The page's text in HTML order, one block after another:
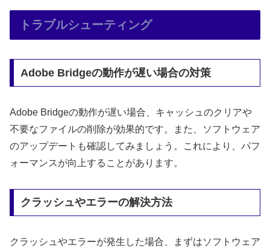
トラブルシューティング
Adobe Bridgeの動作が遅い場合の対策
Adobe Bridgeの動作が遅い場合、キャッシュのクリアや
不要なファイルの削除が効果的です。また、ソフトウェア
のアップデートも確認してみましょう。これにより、パフ
ォーマンスが向上することがあります。
クラッシュやエラーの解決方法
クラッシュやエラーが発生した場合、まずはソフトウェア